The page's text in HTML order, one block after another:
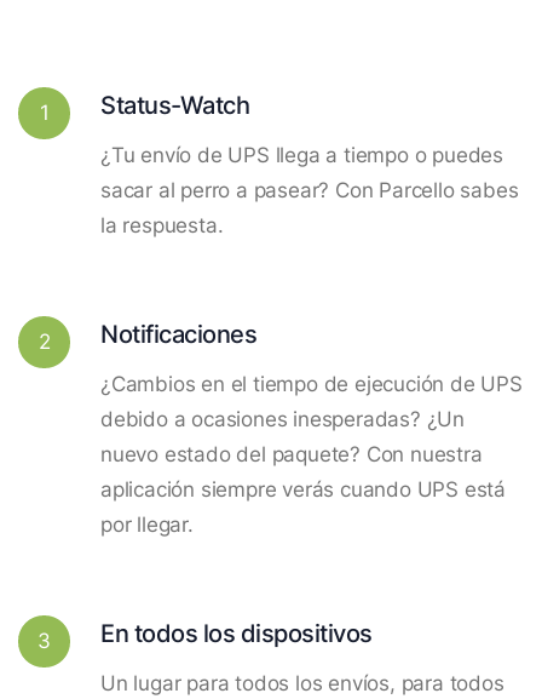
1 Status-Watch
¿Tu envío de UPS llega a tiempo o puedes
sacar al perro a pasear? Con Parcello sabes
la respuesta.
2 Notificaciones
¿Cambios en el tiempo de ejecución de UPS
debido a ocasiones inesperadas? ¿Un
nuevo estado del paquete? Con nuestra
aplicación siempre verás cuando UPS está
por llegar.
3 En todos los dispositivos
Un lugar para todos los envíos, para todos